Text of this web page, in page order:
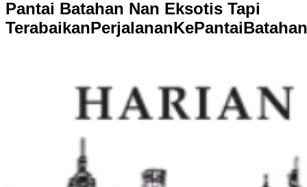
Pantai Batahan Nan Eksotis Tapi
TerabaikanPerjalananKePantaiBatahan